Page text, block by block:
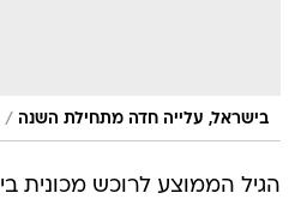
הגיל הממוצע לרוכש מכונית
שערך אתר 'אוטואקנומי'